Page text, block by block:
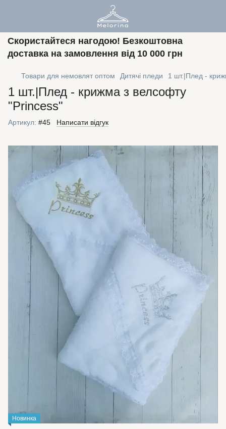
Скористайтеся нагодою! Безкоштовна
доставка на замовлення від 10 000 грн
Товари для немовлят оптом Дитячі пледи 1 шт.|Плед -
1 шт.|Плед - крижма з велсофту
"Princess"
Артикул: #45 Написати відгук
Новинка